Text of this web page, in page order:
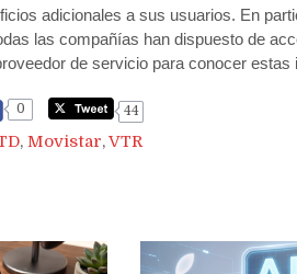
adicionales a sus usuarios. En
las compañías han dispuesto de
de servicio para conocer estas
0 44
, Movistar,VTR